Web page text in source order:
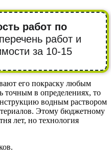
работ по
работ и
за 10-15
его покраску любым
в определениях, то
водным раствором
Этому бюджетному
лет, но технология